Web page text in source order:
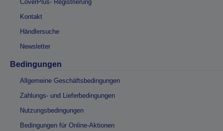
CoverPlus- Registrierung
Kontakt
Händlersuche
Newsletter
Bedingungen
Allgemeine Geschäftsbedingungen
Zahlungs- und Lieferbedingungen
Nutzungsbedingungen
Bedingungen für Online-Aktionen